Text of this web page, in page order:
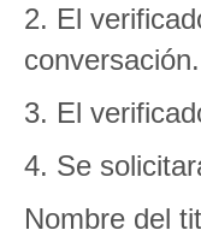
2. El
conversación.
3. El
4. Se
Nombre del